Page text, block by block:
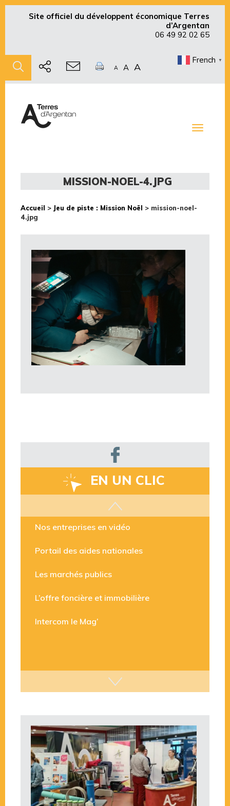
Site officiel du développent économique Terres
d’Argentan
06 49 92 02 65
A A A
French ▼
Toggle
MISSION-NOEL-4.JPG
Accueil > Jeu de piste : Mission Noël > mission-noel-
4.jpg
EN UN CLIC
Les aides disponibles
Nos entreprises en vidéo
Portail des aides nationales
Les marchés publics
L’offre foncière et immobilière